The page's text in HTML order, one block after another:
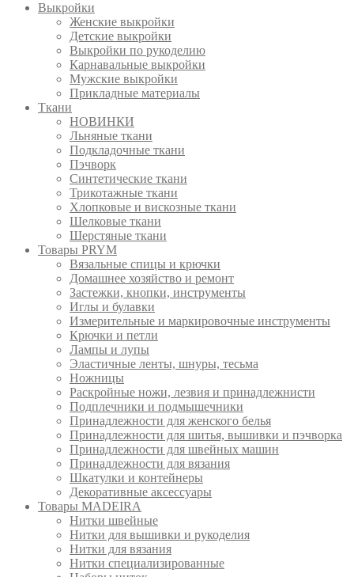
Выкройки
Женские выкройки
Детские выкройки
Выкройки по рукоделию
Карнавальные выкройки
Мужские выкройки
Прикладные материалы
Ткани
НОВИНКИ
Льняные ткани
Подкладочные ткани
Пэчворк
Синтетические ткани
Трикотажные ткани
Хлопковые и вискозные ткани
Шелковые ткани
Шерстяные ткани
Товары PRYM
Вязальные спицы и крючки
Домашнее хозяйство и ремонт
Застежки, кнопки, инструменты
Иглы и булавки
Измерительные и маркировочные инструменты
Крючки и петли
Лампы и лупы
Эластичные ленты, шнуры, тесьма
Ножницы
Раскройные ножи, лезвия и принадлежнисти
Подплечники и подмышечники
Принадлежности для женского белья
Принадлежности для шитья, вышивки и пэчворка
Принадлежности для швейных машин
Принадлежности для вязания
Шкатулки и контейнеры
Декоративные аксессуары
Товары MADEIRA
Нитки швейные
Нитки для вышивки и рукоделия
Нитки для вязания
Нитки специализированные